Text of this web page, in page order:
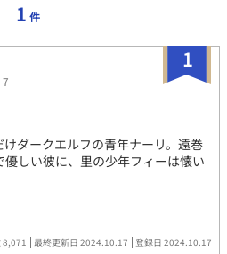
1 件
1
ダークエルフの青年ナーリ。遠巻
しい彼に、里の少年フィーは懐い
8,071 最終更新日 2024.10.17 登録日 2024.10.17